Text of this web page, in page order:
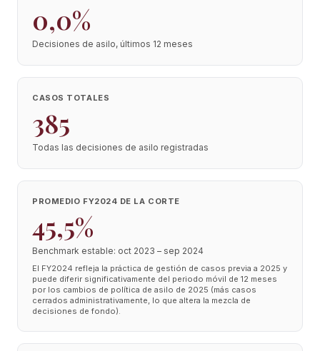
0,0%
Decisiones de asilo, últimos 12 meses
CASOS TOTALES
385
Todas las decisiones de asilo registradas
PROMEDIO FY2024 DE LA CORTE
45,5%
Benchmark estable: oct 2023 – sep 2024
El FY2024 refleja la práctica de gestión de casos previa a 2025 y
puede diferir significativamente del periodo móvil de 12 meses
por los cambios de política de asilo de 2025 (más casos
cerrados administrativamente, lo que altera la mezcla de
decisiones de fondo).